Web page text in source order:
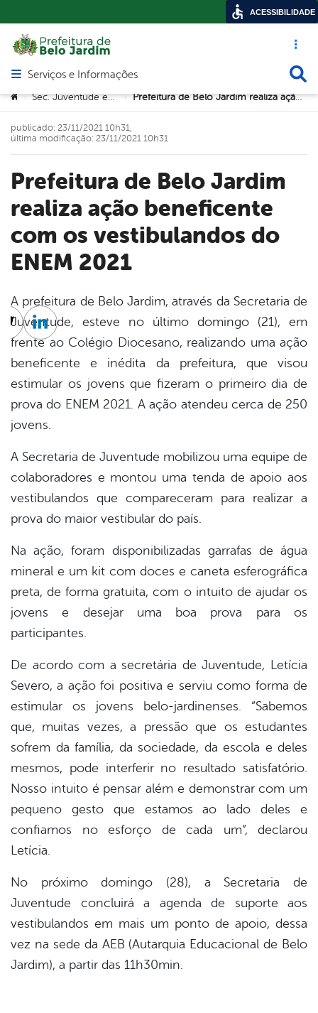
Acesso
Abrir menu principal de navegação
Serviços e Informações
Você está aqui:
> Sec. Juventude e Trabalho > Prefeitura de Belo Jardim realiza ação beneficente com os vestibulandos do ENEM 2021
Prefeitura de Belo Jardim
realiza ação beneficente
com os vestibulandos do
ENEM 2021
publicado: 23/11/2021 10h31,
última modificação: 23/11/2021 10h31
A prefeitura de Belo Jardim, através da Secretaria de
Juventude, esteve no último domingo (21), em
frente ao Colégio Diocesano, realizando uma ação
beneficente e inédita da prefeitura, que visou
estimular os jovens que fizeram o primeiro dia de
prova do ENEM 2021. A ação atendeu cerca de 250
jovens.
A Secretaria de Juventude mobilizou uma equipe de
colaboradores e montou uma tenda de apoio aos
vestibulandos que compareceram para realizar a
prova do maior vestibular do país.
Na ação, foram disponibilizadas garrafas de água
mineral e um kit com doces e caneta esferográfica
preta, de forma gratuita, com o intuito de ajudar os
jovens e desejar uma boa prova para os
participantes.
De acordo com a secretária de Juventude, Letícia
Severo, a ação foi positiva e serviu como forma de
estimular os jovens belo-jardinenses. “Sabemos
que, muitas vezes, a pressão que os estudantes
sofrem da família, da sociedade, da escola e deles
mesmos, pode interferir no resultado satisfatório.
Nosso intuito é pensar além e demonstrar com um
pequeno gesto que estamos ao lado deles e
confiamos no esforço de cada um”, declarou
Letícia.
No próximo domingo (28), a Secretaria de
Juventude concluirá a agenda de suporte aos
vestibulandos em mais um ponto de apoio, dessa
vez na sede da AEB (Autarquia Educacional de Belo
Jardim), a partir das 11h30min.
Twitter
Linkedin
ACESSIBILIDADE